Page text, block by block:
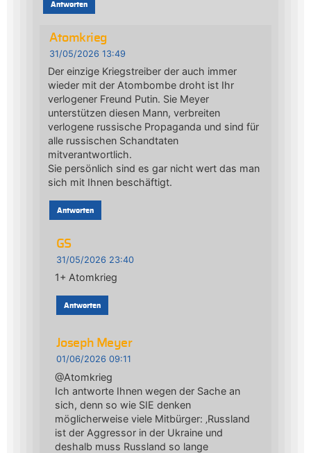
Antworten
Atomkrieg
31/05/2026 13:49
Der einzige Kriegstreiber der auch immer
wieder mit der Atombombe droht ist Ihr
verlogener Freund Putin. Sie Meyer
unterstützen diesen Mann, verbreiten
verlogene russische Propaganda und sind für
alle russischen Schandtaten
mitverantwortlich.
Sie persönlich sind es gar nicht wert das man
sich mit Ihnen beschäftigt.
Antworten
GS
31/05/2026 23:40
1+ Atomkrieg
Antworten
Joseph Meyer
01/06/2026 09:11
@Atomkrieg
Ich antworte Ihnen wegen der Sache an
sich, denn so wie SIE denken
möglicherweise viele Mitbürger: ‚Russland
ist der Aggressor in der Ukraine und
deshalb muss Russland so lange